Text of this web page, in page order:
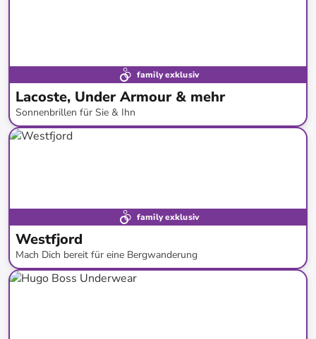
family exklusiv
Lacoste, Under Armour & mehr
Sonnenbrillen für Sie & Ihn
bis-79%*
family exklusiv
Westfjord
Mach Dich bereit für eine Bergwanderung
bis-69%*